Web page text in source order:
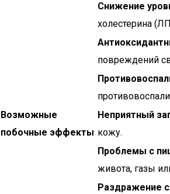
Снижение
холестерина
повреждений
Возможные
побочные эффекты
Неприятный
кожу.
Проблемы с
живота, газы
Раздражение